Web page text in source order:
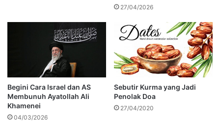
27/04/2026
Begini Cara Israel dan AS
Membunuh Ayatollah Ali
Khamenei
04/03/2026
Sebutir Kurma yang Jadi
Penolak Doa
27/04/2020